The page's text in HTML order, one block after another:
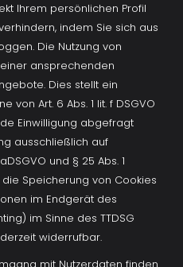
Ihrem persönlichen Profil
indem Sie sich aus
Die Nutzung von
ansprechenden
Dies stellt ein
von Art. 6 Abs. 1 lit. f DSGVO
Einwilligung abgefragt
ausschließlich auf
und § 25 Abs. 1
die Speicherung von Cookies
im Endgerät des
im Sinne des TTDSG
widerrufbar.